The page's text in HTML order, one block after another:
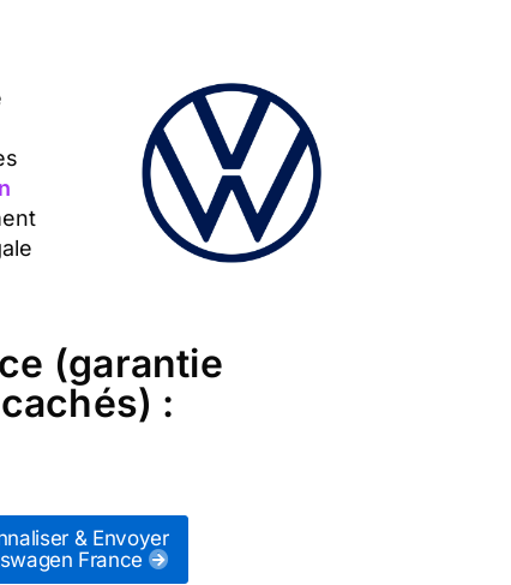
(garantie
:
& Envoyer
France